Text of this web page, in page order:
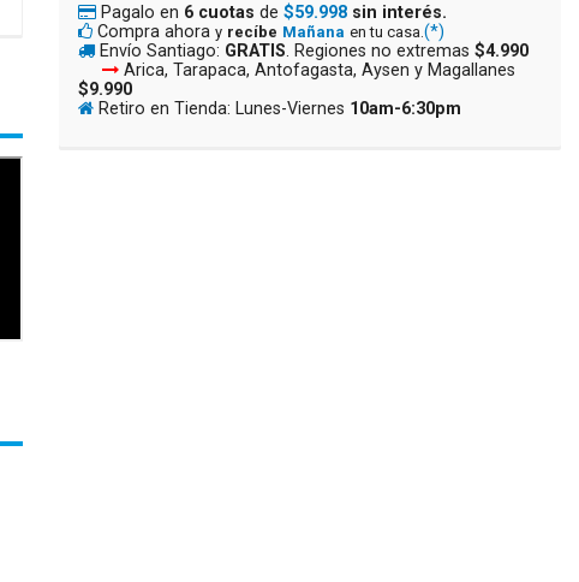
Pagalo en 6 cuotas de $59.998 sin interés.
Compra ahora y recíbe Mañana en tu casa. (*)
Envío Santiago: GRATIS. Regiones no extremas $4.990
Arica, Tarapaca, Antofagasta, Aysen y Magallanes
$9.990
Retiro en Tienda: Lunes-Viernes 10am-6:30pm